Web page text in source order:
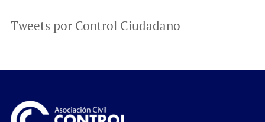
Tweets por Control Ciudadano